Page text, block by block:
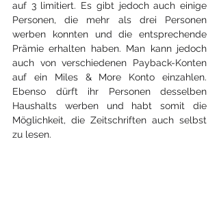
auf 3 limitiert. Es gibt jedoch auch einige
Personen, die mehr als drei Personen
werben konnten und die entsprechende
Prämie erhalten haben. Man kann jedoch
auch von verschiedenen Payback-Konten
auf ein Miles & More Konto einzahlen.
Ebenso dürft ihr Personen desselben
Haushalts werben und habt somit die
Möglichkeit, die Zeitschriften auch selbst
zu lesen.